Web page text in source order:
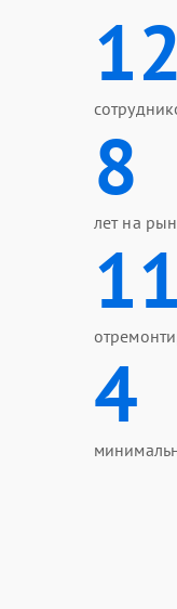
12
8
лет на
4